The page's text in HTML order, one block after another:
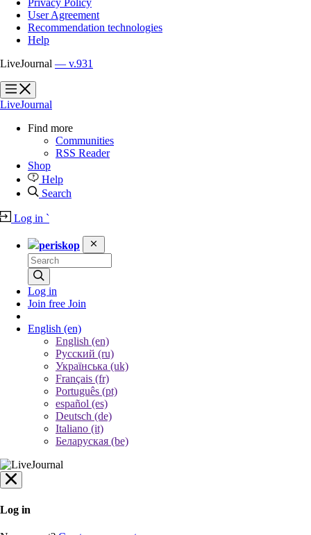
Privacy Policy
User Agreement
Recommendation technologies
Help
LiveJournal — v.931
?
?
LiveJournal
Find more
Communities
RSS Reader
Shop
Help
Search
Log in `
periskop
Log in
Join free Join
English (en)
English (en)
Русский (ru)
Українська (uk)
Français (fr)
Português (pt)
español (es)
Deutsch (de)
Italiano (it)
Беларуская (be)
Log in